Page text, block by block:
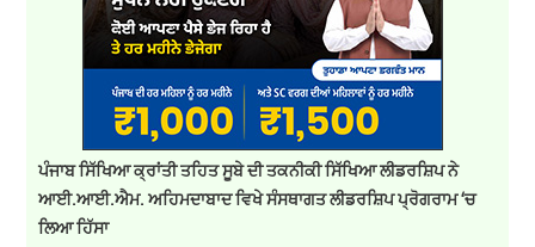
ਪੰਜਾਬ ਸਿੱਖਿਆ ਕ੍ਰਾਂਤੀ ਤਹਿਤ ਸੂਬੇ ਦੀ ਤਕਨੀਕੀ ਸਿੱਖਿਆ ਲੀਡਰਸ਼ਿਪ ਨੇ
ਆਈ.ਆਈ.ਐਮ. ਅਹਿਮਦਾਬਾਦ ਵਿਖੇ ਸੰਸਥਾਗਤ ਲੀਡਰਸ਼ਿਪ ਪ੍ਰੋਗਰਾਮ ‘ਚ
ਲਿਆ ਹਿੱਸਾ